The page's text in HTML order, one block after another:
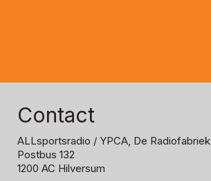
Contact
ALLsportsradio / YPCA, De Radiofabriek
Postbus 132
1200 AC Hilversum